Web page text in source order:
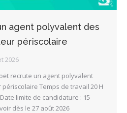
agent polyvalent des
périscolaire
2026
recrute un agent polyvalent
Temps de travail 20 H
limite de candidature : 15
dès le 27 août 2026